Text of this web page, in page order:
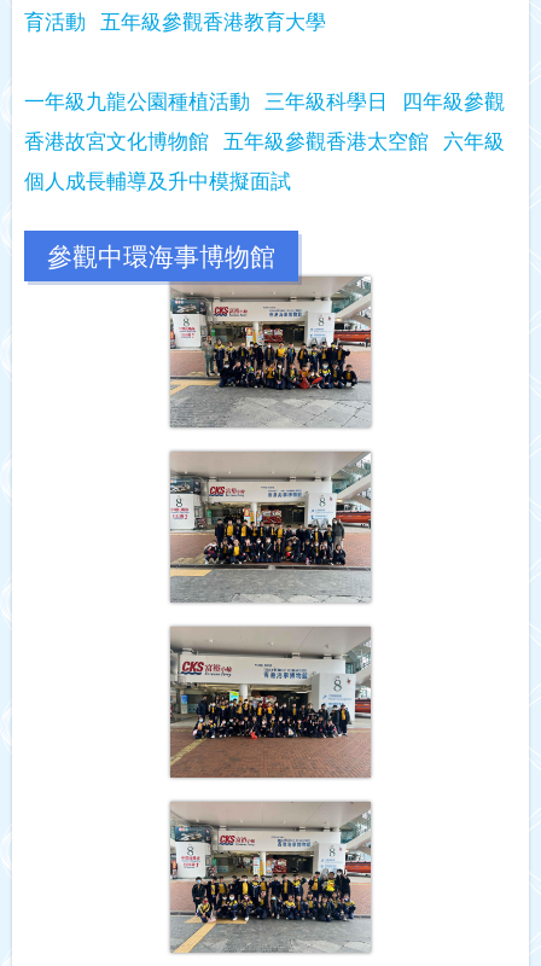
育活動 五年級參觀香港教育大學
一年級九龍公園種植活動 三年級科學日
四年級參觀
香港故宮文化博物館 五年級參觀香港太空館 六年級
個人成長輔導及升中模擬面試
參觀中環海事博物館